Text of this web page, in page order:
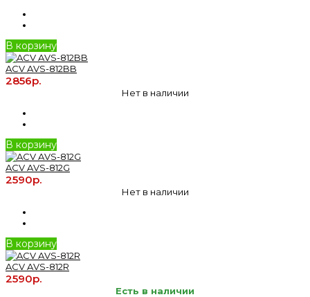
В корзину
ACV AVS-812BB
2856р.
Нет в наличии
В корзину
ACV AVS-812G
2590р.
Нет в наличии
В корзину
ACV AVS-812R
2590р.
Есть в наличии